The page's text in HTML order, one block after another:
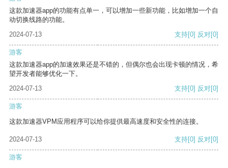
这款加速器app的功能有点单一，可以增加一些新功能，比如增加一个自
动切换线路的功能。
2024-07-13
支持[0] 反对[0]
游客
这款加速器app的加速效果还是不错的，但偶尔也会出现卡顿的情况，希
望开发者能够优化一下。
2024-07-13
支持[0] 反对[0]
游客
这款加速器VPM应用程序可以给你提供最高速度和安全性的连接。
2024-07-13 支持[0] 反对[0]
游客